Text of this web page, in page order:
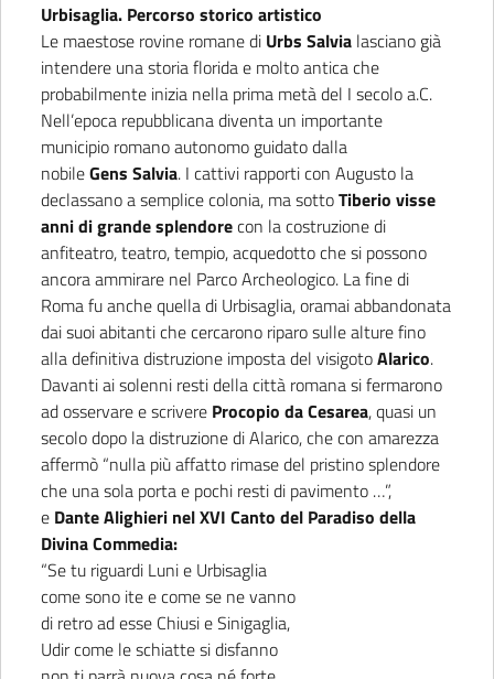
Urbisaglia. Percorso storico artistico
Le maestose rovine romane di Urbs Salvia lasciano già
intendere una storia florida e molto antica che
probabilmente inizia nella prima metà del I secolo a.C.
Nell’epoca repubblicana diventa un importante
municipio romano autonomo guidato dalla
nobileGens Salvia. I cattivi rapporti con Augusto la
declassano a semplice colonia, ma sottoTiberio visse
anni di grande splendorecon la costruzione di
anfiteatro, teatro, tempio, acquedotto che si possono
ancora ammirare nel Parco Archeologico. La fine di
Roma fu anche quella di Urbisaglia, oramai abbandonata
dai suoi abitanti che cercarono riparo sulle alture fino
alla definitiva distruzione imposta del visigotoAlarico.
Davanti ai solenni resti della città romana si fermarono
ad osservare e scrivere Procopio da Cesarea, quasi un
secolo dopo la distruzione di Alarico, che con amarezza
affermò “nulla più affatto rimase del pristino splendore
che una sola porta e pochi resti di pavimento …”,
e Dante Alighieri nel XVI Canto del Paradiso della
Divina Commedia:
“Se tu riguardi Luni e Urbisaglia
come sono ite e come se ne vanno
di retro ad esse Chiusi e Sinigaglia,
Udir come le schiatte si disfanno